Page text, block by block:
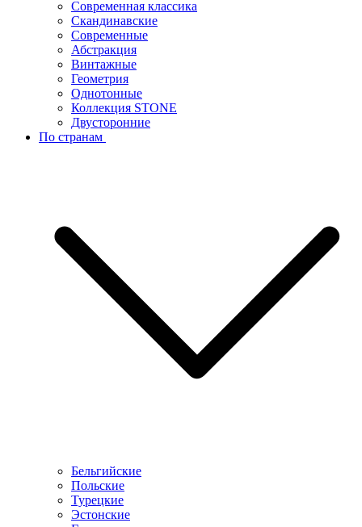
Современная классика
Скандинавские
Современные
Абстракция
Винтажные
Геометрия
Однотонные
Коллекция STONE
Двусторонние
По странам
Бельгийские
Польские
Турецкие
Эстонские